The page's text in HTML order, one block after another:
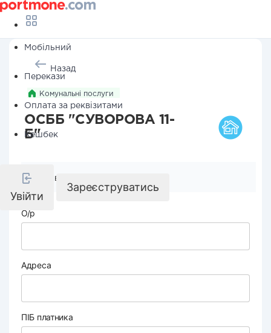
Мобільний
Перекази
Оплата за реквізитами
Кешбек
Увійти
Зареєструватись
Назад
Комунальні послуги
ОСББ "СУВОРОВА 11-
Б"
Реквізити компанії
О/р
Адреса
ПІБ платника